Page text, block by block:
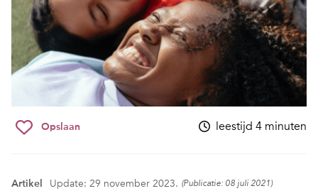
Opslaan leestijd 4 minuten
Artikel Update: 29 november 2023. (Publicatie: 08 juli 2021)